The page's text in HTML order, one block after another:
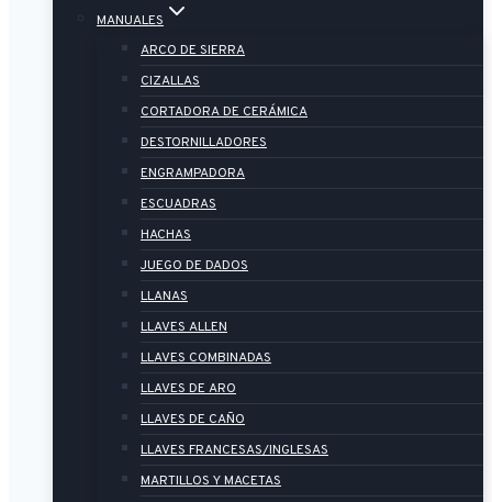
MANUALES
ARCO DE SIERRA
CIZALLAS
CORTADORA DE CERÁMICA
DESTORNILLADORES
ENGRAMPADORA
ESCUADRAS
HACHAS
JUEGO DE DADOS
LLANAS
LLAVES ALLEN
LLAVES COMBINADAS
LLAVES DE ARO
LLAVES DE CAÑO
LLAVES FRANCESAS/INGLESAS
MARTILLOS Y MACETAS